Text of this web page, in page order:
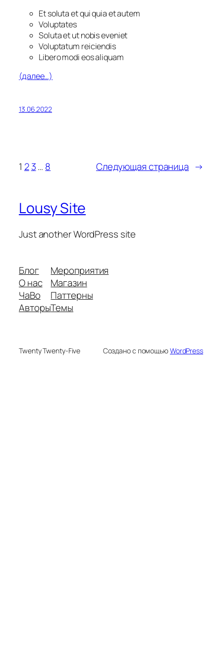
Et soluta et qui quia et autem
Voluptates
Soluta et ut nobis eveniet
Voluptatum reiciendis
Libero modi eos aliquam
(далее…)
13.06.2022
1 2 3… 8 Следующая страница →
Lousy Site
Just another WordPress site
Блог
О нас
ЧаВо
Авторы
Мероприятия
Магазин
Паттерны
Темы
Twenty Twenty-Five Создано с помощьюWordPress